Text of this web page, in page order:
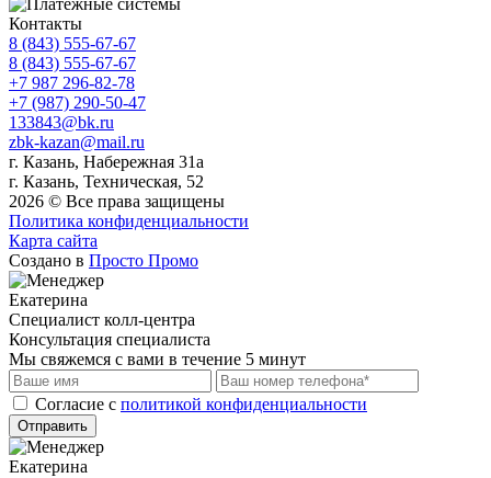
Контакты
8 (843) 555-67-67
8 (843) 555-67-67
+7 987 296-82-78
+7 (987) 290-50-47
133843@bk.ru
zbk-kazan@mail.ru
г. Казань, Набережная 31а
г. Казань, Техническая, 52
2026 © Все права защищены
Политика конфиденциальности
Карта сайта
Создано в Просто Промо
Екатерина
Специалист колл-центра
Консультация специалиста
Мы свяжемся с вами в течение 5 минут
Cогласие с политикой конфиденциальности
Отправить
Екатерина